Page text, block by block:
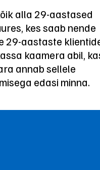
alla 29-aastased
kes saab nende
29-aastaste
kaamera abil,
annab sellele
edasi minna.